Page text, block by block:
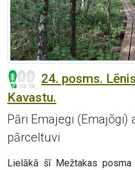
24. posms.
Kavastu.
Pāri Emajegi (Emajõgi)
pārceltuvi
Lielākā šī Mežtakas